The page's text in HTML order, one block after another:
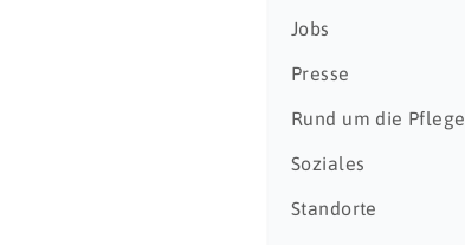
Jobs
Presse
Rund um die Pflege
Soziales
Standorte